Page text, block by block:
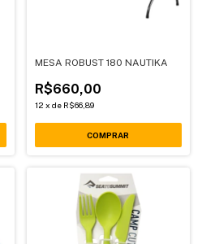
MESA ROBUST 180 NAUTIKA
R$660,00
12 x de R$66,89